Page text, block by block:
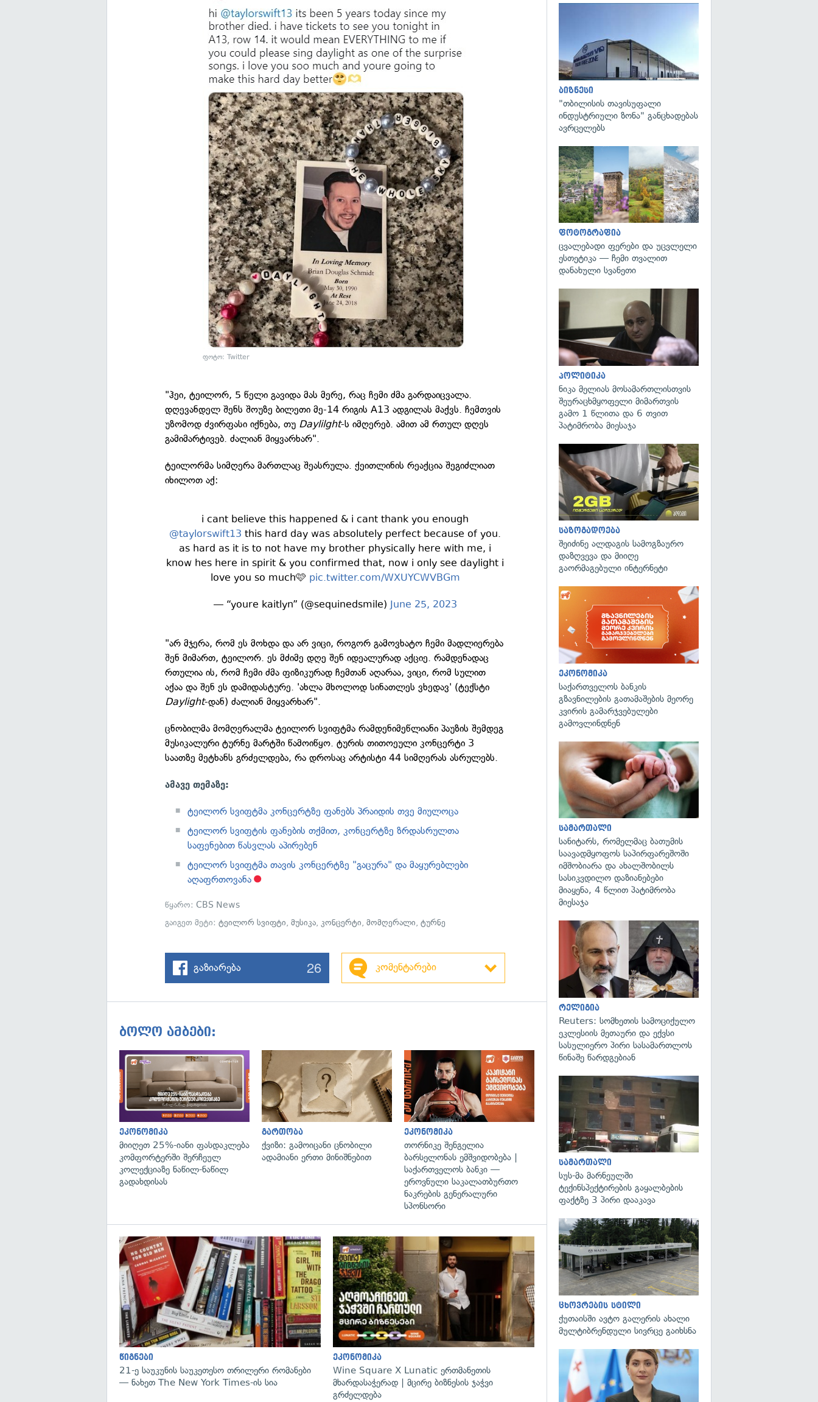
ფოტო: Twitter
"ჰეი, ტეილორ, 5 წელი გავიდა მას მერე, რაც ჩემი ძმა გარდაიცვალა.
დღევანდელ შენს შოუზე ბილეთი მე-14 რიგის A13 ადგილას მაქვს. ჩემთვის
უზომოდ ძვირფასი იქნება, თუ Daylilght-ს იმღერებ. ამით ამ რთულ დღეს
გამიმარტივებ. ძალიან მიყვარხარ".
ტეილორმა სიმღერა მართლაც შეასრულა. ქეითლინის რეაქცია შეგიძლიათ
იხილოთ აქ:
i cant believe this happened & i cant thank you enough
@taylorswift13 this hard day was absolutely perfect because of you.
as hard as it is to not have my brother physically here with me, i
know hes here in spirit & you confirmed that, now i only see daylight i
love you so much🩷 pic.twitter.com/WXUYCWVBGm
— “youre kaitlyn” (@sequinedsmile) June 25, 2023
"არ მჯერა, რომ ეს მოხდა და არ ვიცი, როგორ გამოვხატო ჩემი მადლიერება
შენ მიმართ, ტეილორ. ეს მძიმე დღე შენ იდეალურად აქციე. რამდენადაც
რთულია ის, რომ ჩემი ძმა ფიზიკურად ჩემთან აღარაა, ვიცი, რომ სულით
აქაა და შენ ეს დამიდასტურე. 'ახლა მხოლოდ სინათლეს ვხედავ' (ტექსტი
Daylight-დან) ძალიან მიყვარხარ".
ცნობილმა მომღერალმა ტეილორ სვიფტმა რამდენიმეწლიანი პაუზის შემდეგ
მუსიკალური ტურნე მარტში წამოიწყო. ტურის თითოეული კონცერტი 3
საათზე მეტხანს გრძელდება, რა დროსაც არტისტი 44 სიმღერას ასრულებს.
ამავე თემაზე:
ტეილორ სვიფტმა კონცერტზე ფანებს პრაიდის თვე მიულოცა
ტეილორ სვიფტის ფანების თქმით, კონცერტზე ზრდასრულთა
საფენებით წასვლას აპირებენ
ტეილორ სვიფტმა თავის კონცერტზე "გაცურა" და მაყურებლები
აღაფრთოვანა
წყარო:CBS News
გაიგეთ მეტი:ტეილორ სვიფტი,მუსიკა,კონცერტი,მომღერალი,ტურნე
გაზიარება 26 კომენტარები
ბოლო ამბები:
ეკონომიკა
მიიღეთ 25%-იანი ფასდაკლება
კომფორტერში შერჩეულ
კოლექციაზე ნაწილ-ნაწილ
გადახდისას
გართობა
ქვიზი: გამოიცანი ცნობილი
ადამიანი ერთი მინიშნებით
ეკონომიკა
თორნიკე შენგელია
ბარსელონას ემშვიდობება |
საქართველოს ბანკი —
ეროვნული საკალათბურთო
ნაკრების გენერალური
სპონსორი
გადახედვა
წიგნები
21-ე საუკუნის საუკეთესო თრილერი რომანები
— ნახეთ The New York Times-ის სია
ეკონომიკა
Wine Square X Lunatic ერთმანეთის
მხარდასაჭერად | მცირე ბიზნესის ჯაჭვი
გრძელდება
ბიზნესი
"თბილისის თავისუფალი
ინდუსტრიული ზონა" განცხადებას
ავრცელებს
ფოტოგრაფია
ცვალებადი ფერები და უცვლელი
ესთეტიკა — ჩემი თვალით
დანახული სვანეთი
პოლიტიკა
ნიკა მელიას მოსამართლისთვის
შეურაცხმყოფელი მიმართვის
გამო 1 წლითა და 6 თვით
პატიმრობა მიესაჯა
საზოგადოება
შეიძინე ალდაგის სამოგზაურო
დაზღვევა და მიიღე
გაორმაგებული ინტერნეტი
ეკონომიკა
საქართველოს ბანკის
გზავნილების გათამაშების მეორე
კვირის გამარჯვებულები
გამოვლინდნენ
სამართალი
სანიტარს, რომელმაც ბათუმის
საავადმყოფოს საპირფარეშოში
იმშობიარა და ახალშობილს
სასიკვდილო დაზიანებები
მიაყენა, 4 წლით პატიმრობა
მიესაჯა
რელიგია
Reuters: სომხეთის სამოციქულო
ეკლესიის მეთაური და ექვსი
სასულიერო პირი სასამართლოს
წინაშე წარდგებიან
სამართალი
სუს-მა მარნეულში
ტექინსპექტირების გაყალბების
ფაქტზე 3 პირი დააკავა
ცხოვრების სტილი
ქუთაისში ავტო გალერის ახალი
მულტიბრენდული სივრცე გაიხსნა